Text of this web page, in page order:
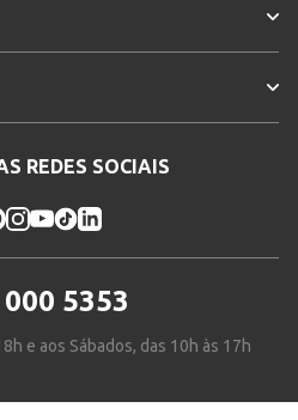
REDES SOCIAIS
5353
e aos Sábados, das 10h às 17h